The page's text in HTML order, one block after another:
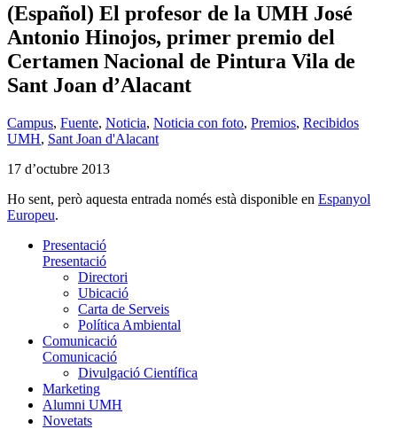
(Español) El profesor de la UMH José
Antonio Hinojos, primer premio del
Certamen Nacional de Pintura Vila de
Sant Joan d’Alacant
Campus, Fuente, Noticia, Noticia con foto, Premios, Recibidos
UMH, Sant Joan d'Alacant
17 d’octubre 2013
Ho sent, però aquesta entrada només està disponible en Espanyol
Europeu.
Presentació
Presentació
Directori
Ubicació
Carta de Serveis
Política Ambiental
Comunicació
Comunicació
Divulgació Científica
Marketing
Alumni UMH
Novetats